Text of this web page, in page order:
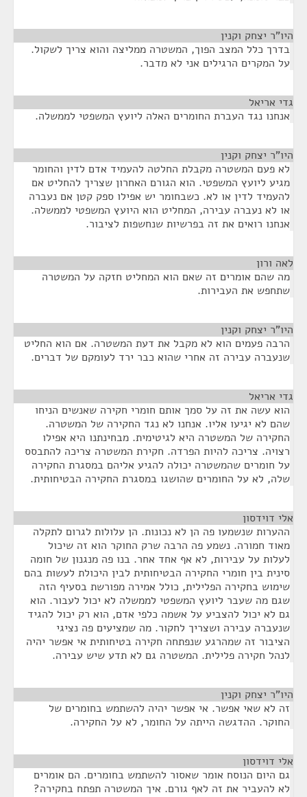
היו"ר יצחק וקנין
בדרך כלל המצב הפוך, המשטרה ממליצה והוא צריך לשקול.
על המקרים הרגילים אני לא מדבר.
גדי אריאל
אנחנו נגד העברת החומרים האלה ליועץ המשפטי לממשלה.
היו"ר יצחק וקנין
לא פעם המשטרה מקבלת החלטה להעמיד אדם לדין והחומר
מגיע ליועץ המשפטי. הוא הגורם האחרון שצריך להחליט אם
להעמיד לדין או לא. כשבחומר יש אפילו ספק קטן אם נעברה
או לא נעברה עבירה, המחליט הוא היועץ המשפטי לממשלה.
אנחנו רואים את זה בפרשיות שנחשפות לציבור.
לאה ורון
מה שהם אומרים זה שאם הוא המחליט חזקה על המשטרה
שתחפש את העבירות.
היו"ר יצחק וקנין
הרבה פעמים הוא לא מקבל את דעת המשטרה. אם הוא החליט
שנעברה עבירה זה אחרי שהוא כבר ירד לעומקם של דברים.
גדי אריאל
הוא עשה את זה על סמך אותם חומרי חקירה שאנשים הניחו
שהם לא יגיעו אליו. אנחנו לא נגד החקירה של המשטרה.
החקירה של המשטרה היא לגיטימית. מבחינתנו היא אפילו
רצויה. צריכה להיות הפרדה. חקירת המשטרה צריכה להתבסס
על חומרים שהמשטרה יכולה להגיע אליהם במסגרת החקירה
שלה, לא על החומרים שהושגו במסגרת החקירה הבטיחותית.
אלי דוידסון
ההערות שנשמעו פה הן לא נכונות. הן עלולות לגרום לתקלה
מאוד חמורה. נשמע פה הרבה שרק החוקר הוא זה שיכול
לעלות על עבירות, לא אף אחד אחר. בנו פה מנגנון של חומה
סינית בין חומרי החקירה הבטיחותית לבין היכולת לעשות בהם
שימוש בחקירה הפלילית, כולל אמירה מפורשת בסעיף הזה
שגם מה שעבר ליועץ המשפטי לממשלה לא יכול לעבור. הוא
גם לא יכול להצביע על אשמה כלפי אדם, הוא רק יכול להגיד
שנעברה עבירה ושצריך לחקור. מה שמציעים פה נציגי
הציבור זה שמהרגע שנפתחה חקירה בטיחותית אי אפשר יהיה
לנהל חקירה פלילית. המשטרה גם לא תדע שיש עבירה.
היו"ר יצחק וקנין
זה לא שאי אפשר. אי אפשר יהיה להשתמש בחומרים של
החוקר. ההדגשה הייתה על החומר, לא על החקירה.
אלי דוידסון
גם היום הנוסח אומר שאסור להשתמש בחומרים. הם אומרים
לא להעביר את זה לאף גורם. איך המשטרה תפתח בחקירה?